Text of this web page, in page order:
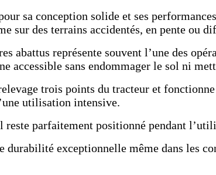
sa conception solide et ses
sur des terrains accidentés, en pente ou
abattus représente souvent l’une des
accessible sans endommager le sol ni
trois points du tracteur et fonctionne
utilisation intensive.
reste parfaitement positionné pendant
durabilité exceptionnelle même dans les